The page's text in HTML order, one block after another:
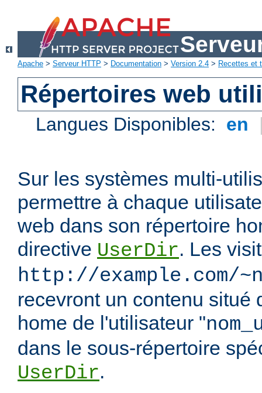
Apache > Serveur HTTP > Documentation > Version 2.4 > Recettes et
Répertoires web
Langues Disponibles: en
Sur les systèmes multi-
permettre à chaque
web dans son répertoire
directive UserDir. Les
http://example.com/
recevront un contenu situé
home de l'utilisateur "
dans le sous-répertoire
UserDir.